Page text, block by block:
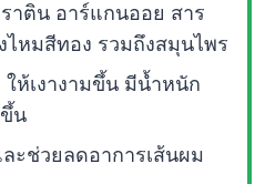
าติน อาร์แกนออย สาร
ไหมสีทอง รวมถึงสมุนไพร
ห้เงางามขึ้น มีน้ำหนัก
น
ะช่วยลดอาการเส้นผม